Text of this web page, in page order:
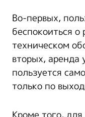
Во-первых,
беспокоиться
техническом
вторых, аренда
пользуется
только по